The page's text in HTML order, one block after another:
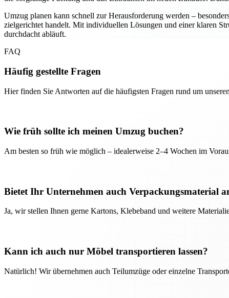
Umzug planen kann schnell zur Herausforderung werden –
zielgerichtet handelt. Mit individuellen Lösungen und einer klaren
durchdacht abläuft.
FAQ
Häufig gestellte Fragen
Hier finden Sie Antworten auf die häufigsten Fragen rund um
Wie früh sollte ich meinen Umzug buchen?
Am besten so früh wie möglich – idealerweise 2–4 Wochen im
Bietet Ihr Unternehmen auch Verpackungsmaterial
Ja, wir stellen Ihnen gerne Kartons, Klebeband und weitere
Kann ich auch nur Möbel transportieren lassen?
Natürlich! Wir übernehmen auch Teilumzüge oder einzelne